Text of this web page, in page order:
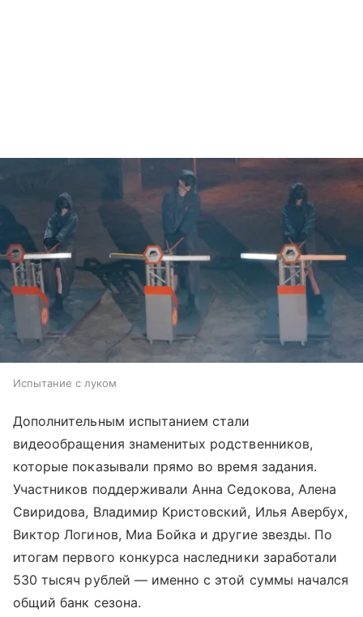
Испытание с луком
Дополнительным испытанием стали
видеообращения знаменитых родственников,
которые показывали прямо во время задания.
Участников поддерживали Анна Седокова, Алена
Свиридова, Владимир Кристовский, Илья Авербух,
Виктор Логинов, Миа Бойка и другие звезды. По
итогам первого конкурса наследники заработали
530 тысяч рублей — именно с этой суммы начался
общий банк сезона.